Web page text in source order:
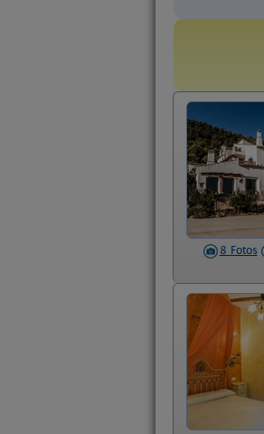
8 Fotos